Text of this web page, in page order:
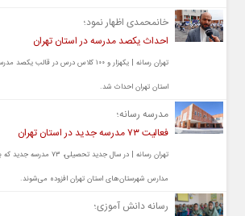
خانمحمدی اظهار نمود؛
احداث یکصد مدرسه در استان تهران
تهران رسانه | یکهزار و ۱۰۰ کلاس درس در
استان تهران احداث شد.
مدرسه رسانه؛
فعالیت ۷۳ مدرسه جدید در استان تهران
مدارس شهرستان‌های استان تهران افزوده می‌شوند.
رسانه دانش آموزی؛